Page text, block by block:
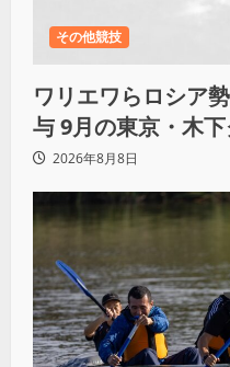
その他競技
ワリエワらロシア
与 9月の東京・木
2026年8月8日